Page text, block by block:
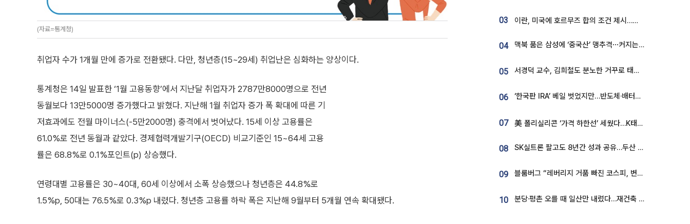
(자료=통계청)
취업자 수가 1개월 만에 증가로 전환됐다. 다만, 청년층(15~29세) 취업난은 심화하는 양상이다.
통계청은 14일 발표한 ‘1월 고용동향’에서 지난달 취업자가 2787만8000명으로 전년
동월보다 13만5000명 증가했다고 밝혔다. 지난해 1월 취업자 증가 폭 확대에 따른 기
저효과에도 전월 마이너스(-5만2000명) 충격에서 벗어났다. 15세 이상 고용률은
61.0%로 전년 동월과 같았다. 경제협력개발기구(OECD) 비교기준인 15~64세 고용
률은 68.8%로 0.1%포인트(p) 상승했다.
연령대별 고용률은 30~40대, 60세 이상에서 소폭 상승했으나 청년층은 44.8%로
1.5%p, 50대는 76.5%로 0.3%p 내렸다. 청년층 고용률 하락 폭은 지난해 9월부터 5개월 연속 확대됐다.
03 이란, 미국에 호르무즈 합의 조건 제시…美 “경기 아직 안 끝나” [종합]
04 맥북 품은 삼성에 ‘중국산’ 맹추격⋯커지는 노트북 OLED 시장
05 서경덕 교수, 김희철도 분노한 거꾸로 태극기⋯"엉터리는 아냐, 아쉬울 뿐"
06 ‘한국판 IRA’ 베일 벗었지만…반도체·배터리 업계 “시행령이 관건”
07 美 폴리실리콘 ‘가격 하한선’ 세웠다…K태양광 수혜 기대
08 SK실트론 팔고도 8년간 성과 공유…두산 인수대금 2.3조가 끝 아냐
09 블룸버그 “레버리지 거품 빠진 코스피, 변동성 최악 국면 지났을 가능성”
10 분당·평촌 오를 때 일산만 내렸다…재건축 기대감도 ‘무색’